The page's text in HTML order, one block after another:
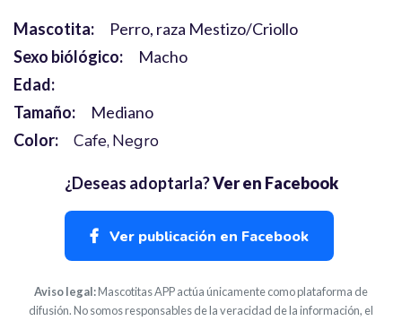
Mascotita:
Perro, raza Mestizo/Criollo
Sexo biólógico:
Macho
Edad:
Tamaño:
Mediano
Color:
Cafe Negro
¿Deseas adoptarla?Ver en Facebook
Ver publicación en Facebook
Aviso legal:Mascotitas APP actúa únicamente como plataforma de
difusión. No somos responsables de la veracidad de la información, el